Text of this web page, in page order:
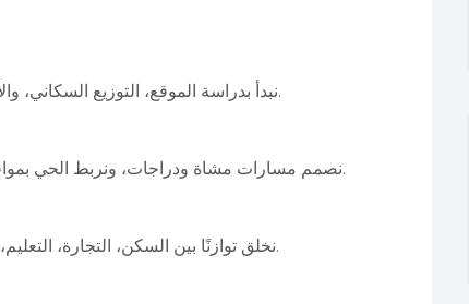
نبدأ بدراسة الموقع، التوزيع السكاني، والأنشطة الاقتصادية لتصميم حي يلبي جميع الاحتياجات.
نصمم مسارات مشاة ودراجات، ونربط الحي بمواقف ونقل عام لتقليل الاعتماد على المركبات الخاصة.
نخلق توازنًا بين السكن، التجارة، التعليم، والترفيه، لضمان حياة يومية مريحة دون تنقل طويل.